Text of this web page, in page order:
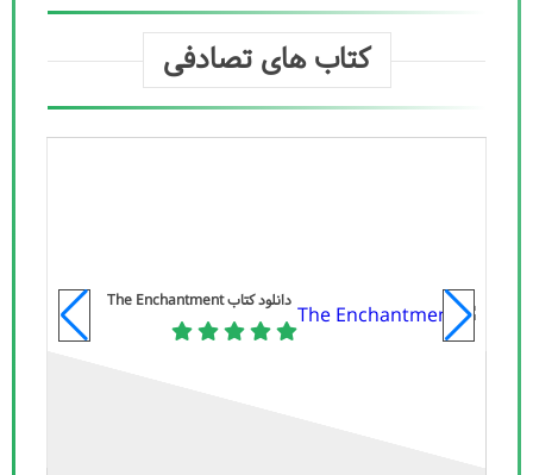
کتاب های تصادفی
دانلود کتاب The Enchantment